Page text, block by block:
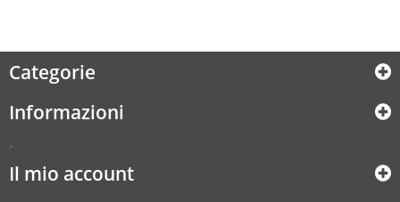
Categorie
Informazioni
.
Il mio account